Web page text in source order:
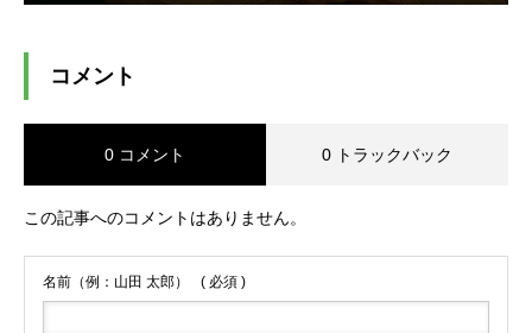
コメント
0 コメント 0 トラックバック
この記事へのコメントはありません。
名前（例：山田 太郎） ( 必須 )